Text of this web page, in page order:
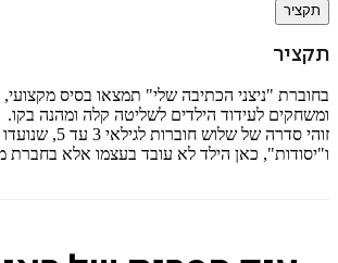
תקציר
תקציר
בחוברת "ניצני הכתיבה שלי" תמצאו בסיס
ומשחקים לעידוד הילדים לשליטה קלה ומהנה בקו.
זוהי
ו"יסודות", כאן הילד לא עובד בעצמו אלא בחברת